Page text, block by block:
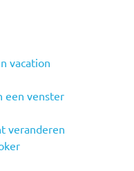
vacation
een venster
veranderen